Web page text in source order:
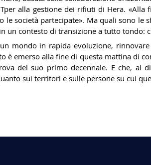
alla gestione dei rifiuti di Hera. «Alla
le società partecipate». Ma quali sono le
un contesto di transizione a tutto tondo:
mondo in rapida evoluzione,
è emerso alla fine di questa mattina di
del suo primo decennale. E che, al
sui territori e sulle persone su cui